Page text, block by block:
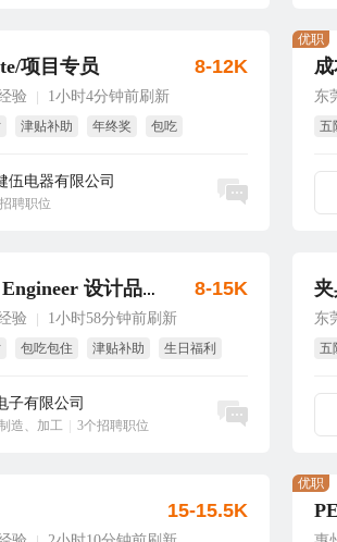
项目专员
验 1小时4分钟前刷新
津贴补助 年终奖
包吃
伍电器有限公司
聘职位
8-12K
东
五
优职
Design Quality Engineer 设计品质工程师
验 1小时58分钟前刷新
包吃包住 津贴补助
生日福利
子有限公司
造、加工 3个招聘职位
8-15K
东
五
15-15.5K
优职